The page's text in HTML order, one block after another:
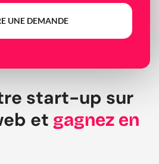
UNE DEMANDE
start-up sur
et gagnez en